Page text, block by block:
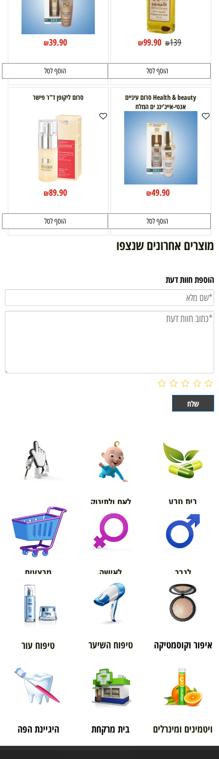
₪139
₪99.90
הוסף לסל
₪39.90
הוסף לסל
Health & beauty סרום עיניים
אנטי-אייג'ינג ים המלח
₪49.90
הוסף לסל
סרום ליקופן ד"ר פישר
₪89.90
הוסף לסל
מוצרים אחרונים שנצפו
הוספת חוות דעת
בית טבע לאם ולתינוק
אורטופדיה
לגבר לאישה מבצעים
איפור וקוסמטיקה טיפוח השיער טיפוח עור
ויטמינים ומינרלים בית מרקחת היגיינת הפה